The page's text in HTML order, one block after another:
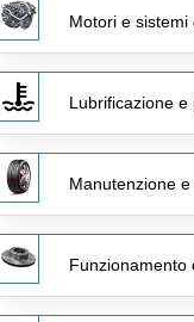
Motori e
Lubrificazione
Manutenzione
Funzionamento